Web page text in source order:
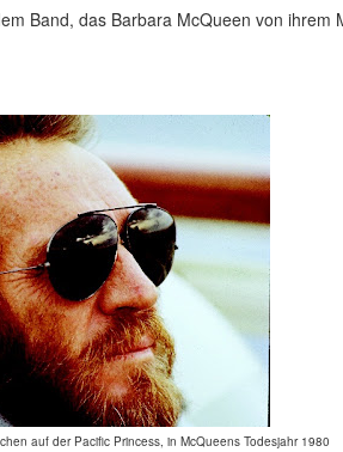
Band, das Barbara McQueen von ihrem
auf der Pacific Princess, in McQueens Todesjahr 1980